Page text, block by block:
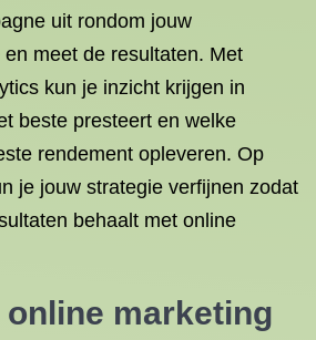
uit rondom jouw
meet de resultaten. Met
kun je inzicht krijgen in
beste presteert en welke
rendement opleveren. Op
je jouw strategie verfijnen zodat
behaalt met online
online marketing